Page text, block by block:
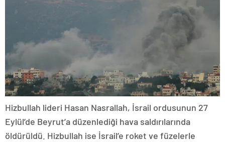
Hizbullah lideri Hasan Nasrallah, İsrail ordusunun 27
Eylül’de Beyrut’a düzenlediği hava saldırılarında
öldürüldü. Hizbullah ise İsrail’e roket ve füzelerle